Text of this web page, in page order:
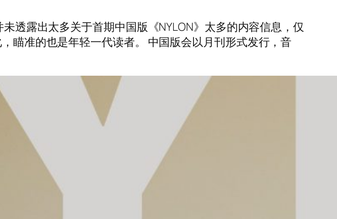
透露出太多关于首期中国版《NYLON》太多的内容信息，仅
瞄准的也是年轻一代读者。 中国版会以月刊形式发行，音